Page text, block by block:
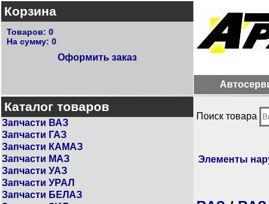
Корзина
Товаров: 0
На сумму: 0
Оформить заказ
Каталог товаров
Запчасти ВАЗ
Запчасти ГАЗ
Запчасти КАМАЗ
Запчасти МАЗ
Запчасти УАЗ
Запчасти УРАЛ
Запчасти БЕЛАЗ
Поиск товара
Элементы